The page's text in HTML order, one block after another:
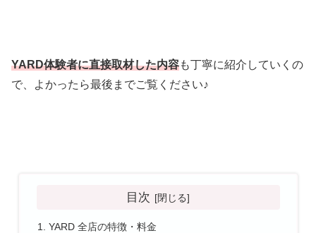
YARD体験者に直接取材した内容も丁寧に紹介していくの
で、よかったら最後までご覧ください♪
目次
YARD 全店の特徴・料金